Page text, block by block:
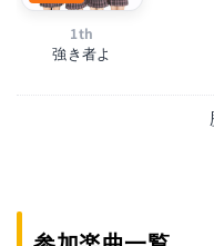
1th
強き者よ